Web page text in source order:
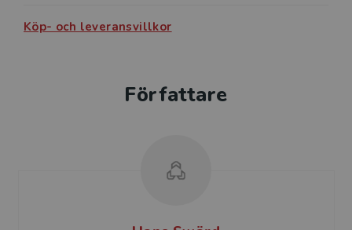
Köp- och leveransvillkor
Författare